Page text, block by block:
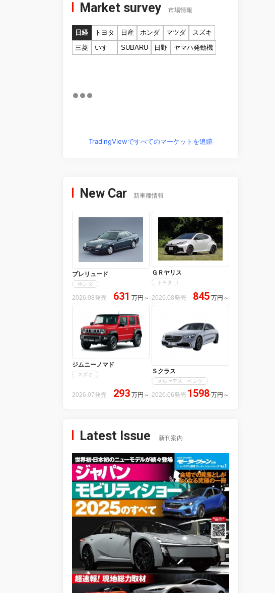
Market survey 市場情報
日経 トヨタ 日産 ホンダ マツダ
スズキ
三菱
いすゞ SUBARU 日野 ヤマハ発動機
TradingViewですべてのマーケットを追跡
New Car 新車種情報
プレリュード
ホンダ
2026.08発売 631 万円 ～
ＧＲヤリス
トヨタ
2026.08発売 845 万円 ～
ジムニーノマド
スズキ
2026.07発売 293 万円 ～
Ｓクラス
メルセデス・ベンツ
2026.06発売 1598 万円 ～
Latest Issue 新刊案内